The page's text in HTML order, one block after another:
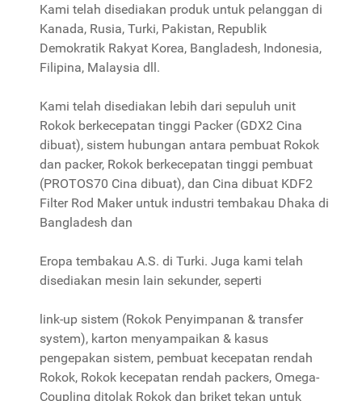
Kami telah disediakan produk untuk pelanggan di
Kanada, Rusia, Turki, Pakistan, Republik
Demokratik Rakyat Korea, Bangladesh, Indonesia,
Filipina, Malaysia dll.
Kami telah disediakan lebih dari sepuluh unit
Rokok berkecepatan tinggi Packer (GDX2 Cina
dibuat), sistem hubungan antara pembuat Rokok
dan packer, Rokok berkecepatan tinggi pembuat
(PROTOS70 Cina dibuat), dan Cina dibuat KDF2
Filter Rod Maker untuk industri tembakau Dhaka di
Bangladesh dan
Eropa tembakau A.S. di Turki. Juga kami telah
disediakan mesin lain sekunder, seperti
link-up sistem (Rokok Penyimpanan & transfer
system), karton menyampaikan & kasus
pengepakan sistem, pembuat kecepatan rendah
Rokok, Rokok kecepatan rendah packers, Omega-
Coupling ditolak Rokok dan briket tekan untuk